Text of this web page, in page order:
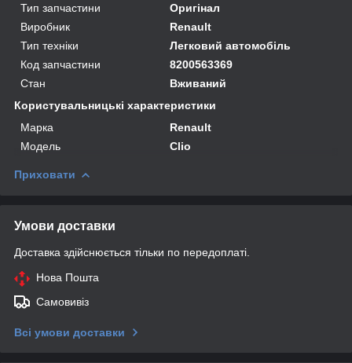
Тип запчастини
Оригінал
Виробник
Renault
Тип техніки
Легковий автомобіль
Код запчастини
8200563369
Стан
Вживаний
Користувальницькі характеристики
Марка
Renault
Модель
Clio
Приховати
Умови доставки
Доставка здійснюється тільки по передоплаті.
Нова Пошта
Самовивіз
Всі умови доставки